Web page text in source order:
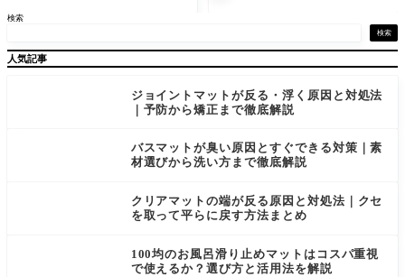
検索
検索
人気記事
ジョイントマットが反る・浮く原因と対処法
｜予防から矯正まで徹底解説
バスマットが臭い原因とすぐできる対策｜素
材選びから洗い方まで徹底解説
クリアマットの端が反る原因と対処法｜クセ
を取って平らに戻す方法まとめ
100均のお風呂滑り止めマットはコスパ重視
で使えるか？選び方と活用法を解説
選ぶ
ルの客室
で味わう
足を選ぶ
となると
に、ある
いは自分
美
は、和室
でも仕事
たり前に
「敷いて